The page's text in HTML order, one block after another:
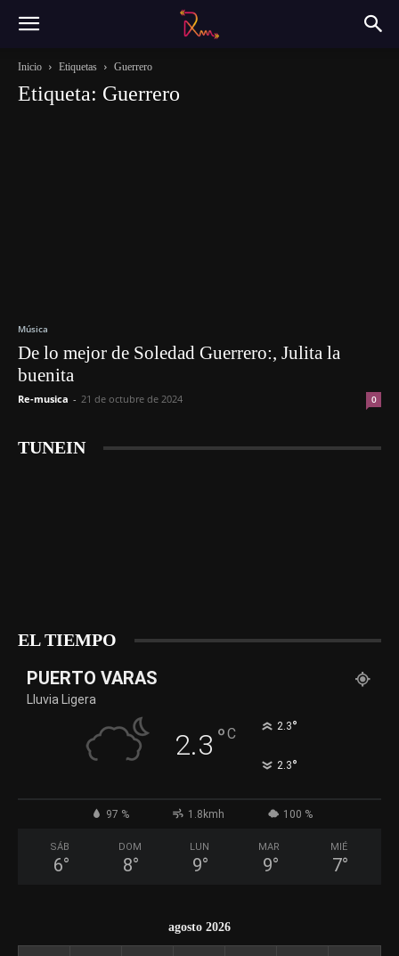
Inicio Etiquetas Guerrero
Etiqueta: Guerrero
Música
De lo mejor de Soledad Guerrero:, Julita la
buenita
Re-musica - 21 de octubre de 2024 0
TUNEIN
EL TIEMPO
PUERTO VARAS
Lluvia Ligera
2.3 °C 2.3°
2.3°
97 % 1.8kmh 100 %
SÁB
6°
DOM
8°
LUN
9°
MAR
9°
MIÉ
7°
agosto 2026